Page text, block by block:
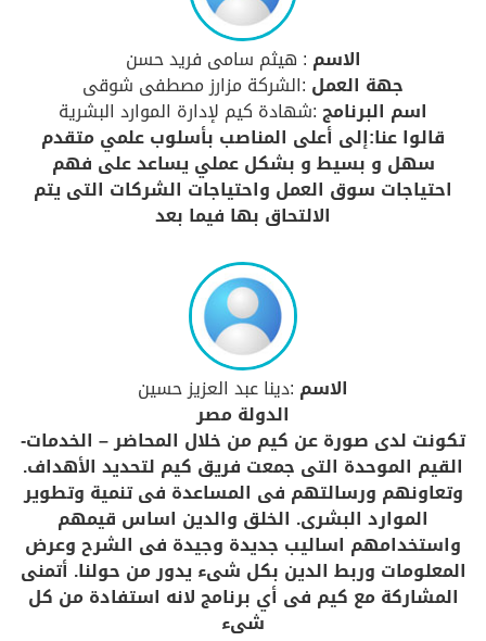
الاسم : هيثم سامى فريد حسن
جهة العمل :الشركة مزارز مصطفى شوقى
اسم البرنامج:شهادة كيم لإدارة الموارد البشرية
قالوا عنا:إلى أعلى المناصب بأسلوب علمي متقدم
سهل و بسيط و بشكل عملي يساعد على فهم
احتياجات سوق العمل واحتياجات الشركات التى يتم
الالتحاق بها فيما بعد
الاسم :دينا عبد العزيز حسين
الدولة مصر
تكونت لدى صورة عن كيم من خلال المحاضر – الخدمات-
القيم الموحدة التى جمعت فريق كيم لتحديد الأهداف.
وتعاونهم ورسالتهم فى المساعدة فى تنمية وتطوير
الموارد البشرى. الخلق والدين اساس قيمهم
واستخدامهم اساليب جديدة وجيدة فى الشرح وعرض
المعلومات وربط الدين بكل شىء يدور من حولنا. أتمنى
المشاركة مع كيم فى أي برنامج لانه استفادة من كل
شىء